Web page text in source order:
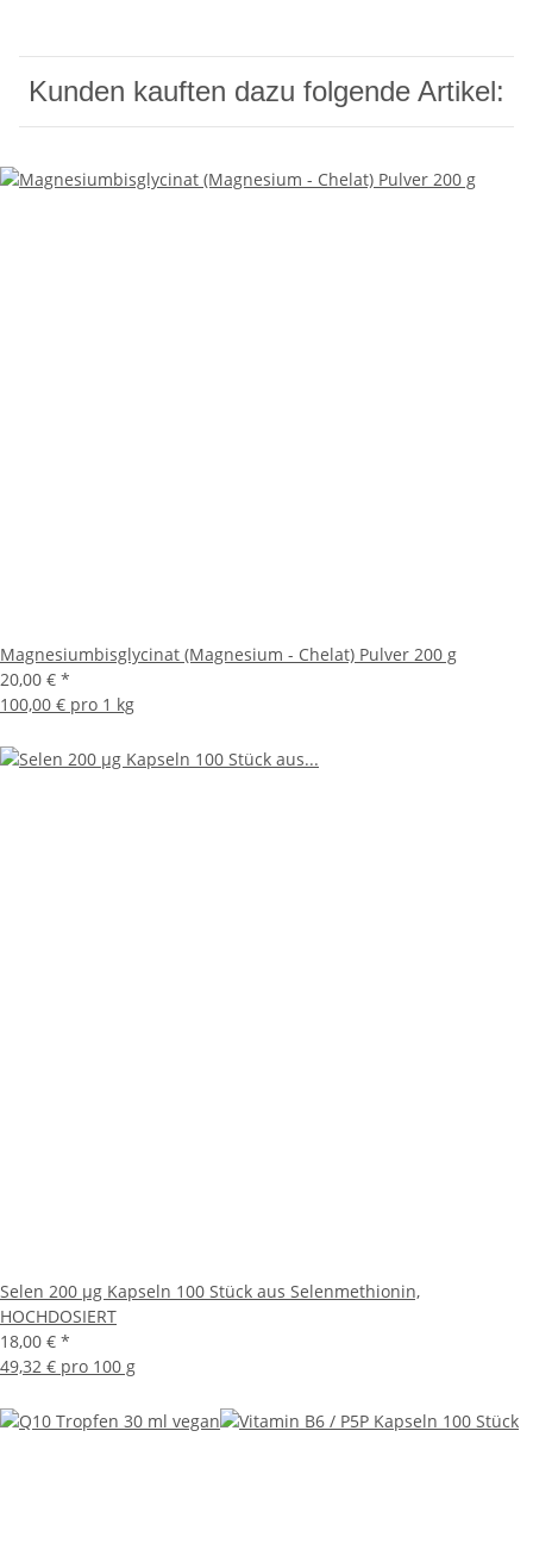
Kunden kauften dazu folgende Artikel:
Magnesiumbisglycinat (Magnesium - Chelat) Pulver 200 g
20,00 € *
100,00 € pro 1 kg
Selen 200 µg Kapseln 100 Stück aus Selenmethionin,
HOCHDOSIERT
18,00 € *
49,32 € pro 100 g